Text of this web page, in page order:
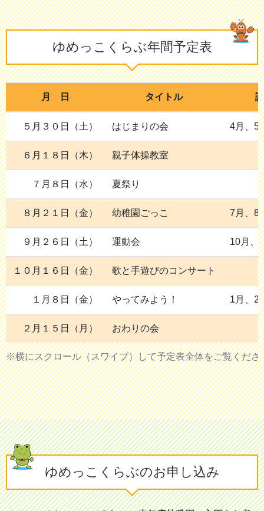
ゆめっこくらぶ年間予定表
※横にスクロール（スワイプ）して予定表全体をご覧くださ
月 日 タイトル
５月３０日（土） はじまりの会 4月、5
６月１８日（木） 親子体操教室
７月８日（水） 夏祭り
８月２１日（金） 幼稚園ごっこ 7月、8
９月２６日（土） 運動会 10月、
１０月１６日（金） 歌と手遊びのコンサート
１月８日（金） やってみよう！ 1月、2
２月１５日（月） おわりの会
ゆめっこくらぶのお申し込み